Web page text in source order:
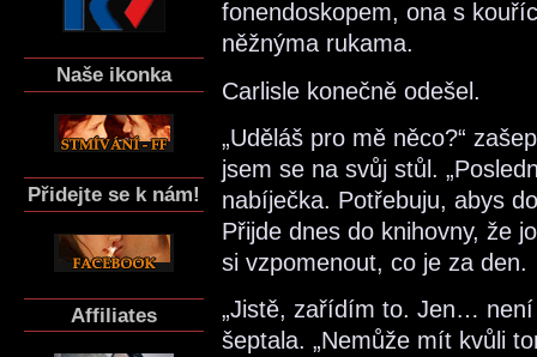
Naše ikonka
Přidejte se k nám!
Affiliates
fonendoskopem, ona s
něžnýma rukama.
Carlisle konečně odešel.
„Uděláš pro mě něco?“
jsem se na svůj stůl.
nabíječka. Potřebuju, abys
Přijde dnes do knihovny, že
si vzpomenout, co je za den.
„Jistě, zařídím to. Jen… není
šeptala. „Nemůže mít kvůli